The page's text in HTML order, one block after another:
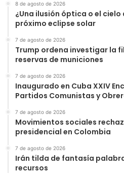
8 de agosto de 2026
¿Una ilusión óptica o el cielo
próximo eclipse solar
7 de agosto de 2026
Trump ordena investigar la
reservas de municiones
7 de agosto de 2026
Inaugurado en Cuba XXIV
Partidos Comunistas y
7 de agosto de 2026
Movimientos sociales
presidencial en Colombia
7 de agosto de 2026
Irán tilda de fantasía
recursos